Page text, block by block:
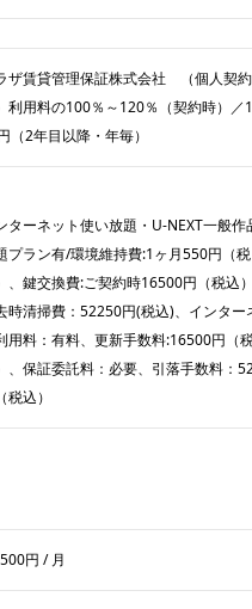
ザ賃貸管理保証株式会社 （個人契
利用料の100％～120％（契約時）／
（2年目以降・年毎）
ターネット使い放題・U-NEXT一般作
プラン有/環境維持費:1ヶ月550円（税
、鍵交換費:ご契約時16500円（税込
時清掃費：52250円(税込)、インター
用料：有料、更新手数料:16500円（
、保証委託料：必要、引落手数料：
税込）
円 / 月